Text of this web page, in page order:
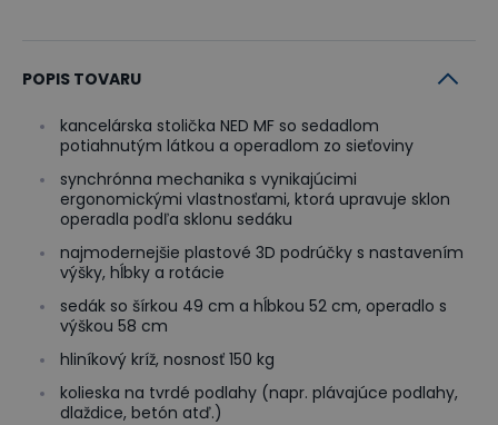
POPIS TOVARU
kancelárska stolička NED MF so sedadlom
potiahnutým látkou a operadlom zo sieťoviny
synchrónna mechanika s vynikajúcimi
ergonomickými vlastnosťami, ktorá upravuje sklon
operadla podľa sklonu sedáku
najmodernejšie plastové 3D podrúčky s nastavením
výšky, hĺbky a rotácie
sedák so šírkou 49 cm a hĺbkou 52 cm, operadlo s
výškou 58 cm
hliníkový kríž, nosnosť 150 kg
kolieska na tvrdé podlahy (napr. plávajúce podlahy,
dlaždice, betón atď.)